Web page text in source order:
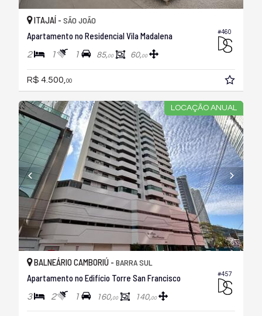
#460
ITAJAÍ - SÃO JOÃO
Apartamento no Residencial Vila Madalena
2 1 1 85,00 60,00
R$ 4.500, 00
LOCAÇÃO ANUAL
#457
BALNEÁRIO CAMBORIÚ - BARRA SUL
Apartamento no Edifício Torre San Francisco
3 2 1 160,00 140,00